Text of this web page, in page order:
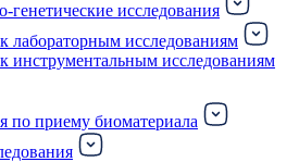
генетические исследования
лабораторным исследованиям
инструментальным исследованиям
по приему биоматериала